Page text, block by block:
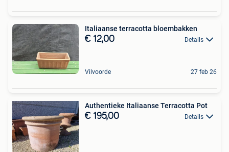
Italiaanse terracotta bloembakken
€ 12,00 Details
Vilvoorde 27 feb 26
Authentieke Italiaanse Terracotta Pot
€ 195,00 Details